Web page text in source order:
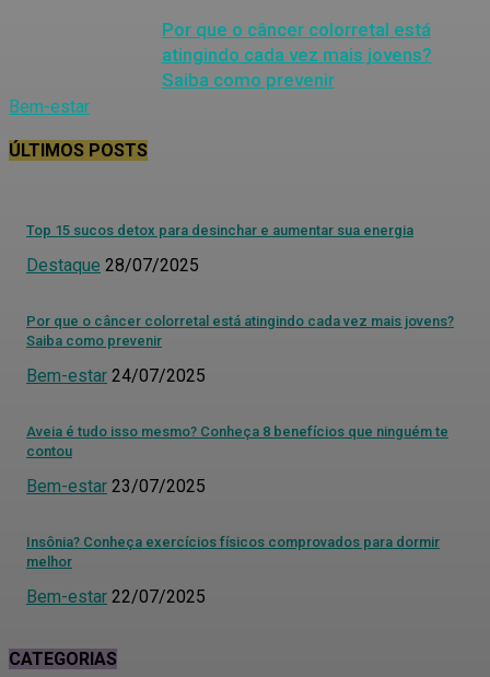
Bem-estar
Por que o câncer colorretal está
atingindo cada vez mais jovens?
Saiba como prevenir
ÚLTIMOS POSTS
Top 15 sucos detox para desinchar e aumentar sua energia
Destaque 28/07/2025
Por que o câncer colorretal está atingindo cada vez mais jovens?
Saiba como prevenir
Bem-estar 24/07/2025
Aveia é tudo isso mesmo? Conheça 8 benefícios que ninguém te
contou
Bem-estar 23/07/2025
Insônia? Conheça exercícios físicos comprovados para dormir
melhor
Bem-estar 22/07/2025
CATEGORIAS